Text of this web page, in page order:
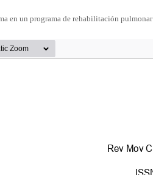
en un programa de rehabilitación pulmonar